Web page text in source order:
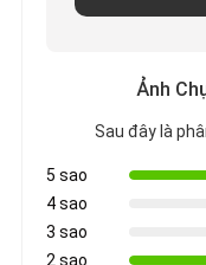
Ảnh
Sau đây là
5 sao
4 sao
3 sao
2 sao